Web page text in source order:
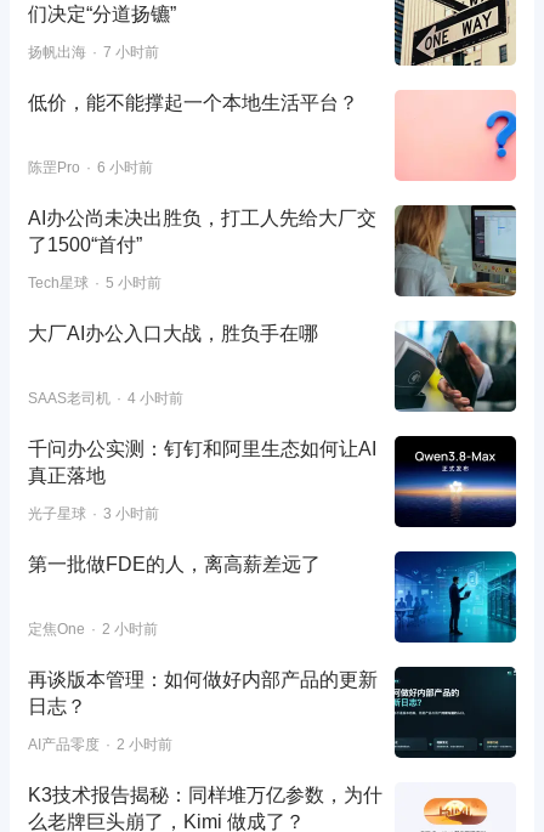
们决定“分道扬镳”
扬帆出海 7 小时前
低价，能不能撑起一个本地生活平台？
陈罡Pro 6 小时前
AI办公尚未决出胜负，打工人先给大厂交
了1500“首付”
Tech星球 5 小时前
大厂AI办公入口大战，胜负手在哪
SAAS老司机 4 小时前
千问办公实测：钉钉和阿里生态如何让AI
真正落地
光子星球 3 小时前
第一批做FDE的人，离高薪差远了
定焦One 2 小时前
再谈版本管理：如何做好内部产品的更新
日志？
AI产品零度 2 小时前
K3技术报告揭秘：同样堆万亿参数，为什
么老牌巨头崩了，Kimi 做成了？